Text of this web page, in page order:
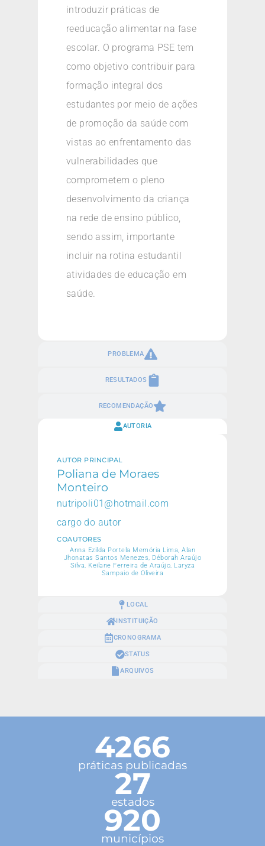
PROBLEMA
RESULTADOS
RECOMENDAÇÃO
introduzir práticas de
reeducação alimentar na fase
escolar. O programa PSE tem
como objetivo contribuir para
formação integral dos
estudantes por meio de ações
de promoção da saúde com
vistas ao enfrentamento das
vulnerabilidades que
comprometem o pleno
desenvolvimento da criança
na rede de ensino público,
sendo assim, importante
incluir na rotina estudantil
atividades de educação em
saúde.
AUTORIA
LOCAL
INSTITUIÇÃO
CRONOGRAMA
STATUS
ARQUIVOS
AUTOR PRINCIPAL
Poliana de Moraes
Monteiro
nutripoli01@hotmail.com
cargo do autor
COAUTORES
Anna Ezilda Portela Memória Lima, Alan
Jhonatas Santos Menezes, Déborah Araújo
Silva, Keilane Ferreira de Araújo, Laryza
Sampaio de Oliveira
4266
práticas publicadas
27
estados
920
municípios